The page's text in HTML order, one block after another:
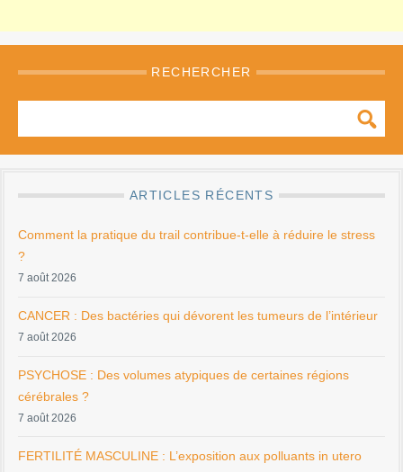
RECHERCHER
ARTICLES RÉCENTS
Comment la pratique du trail contribue-t-elle à réduire le stress
?
7 août 2026
CANCER : Des bactéries qui dévorent les tumeurs de l’intérieur
7 août 2026
PSYCHOSE : Des volumes atypiques de certaines régions
cérébrales ?
7 août 2026
FERTILITÉ MASCULINE : L’exposition aux polluants in utero